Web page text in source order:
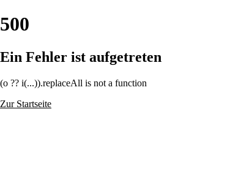
500
Ein Fehler ist aufgetreten
(o ?? i(...)).replaceAll is not a function
Zur Startseite